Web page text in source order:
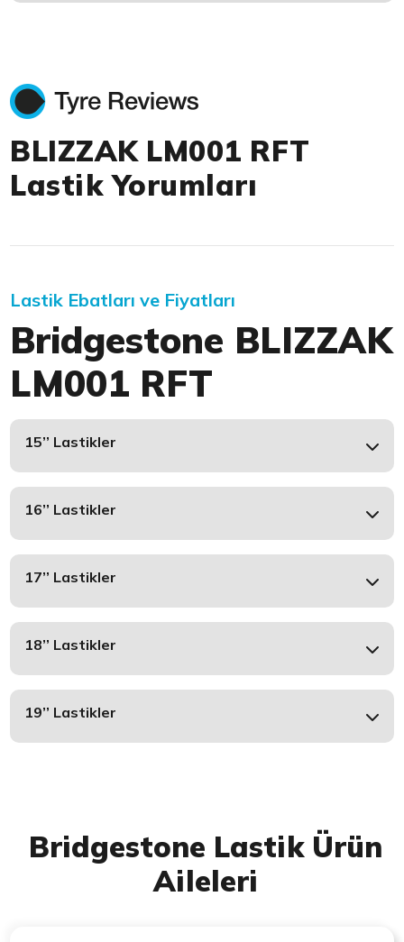
BLIZZAK LM001 RFT
Lastik Yorumları
Lastik Ebatları ve Fiyatları
Bridgestone BLIZZAK
LM001 RFT
15’’ Lastikler
16’’ Lastikler
17’’ Lastikler
18’’ Lastikler
19’’ Lastikler
Bridgestone Lastik Ürün
Aileleri